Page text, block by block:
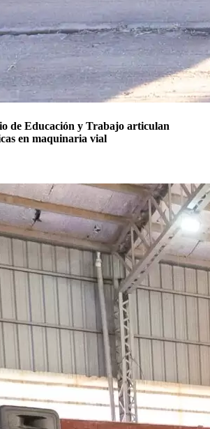
de Educación y Trabajo articulan
en maquinaria vial